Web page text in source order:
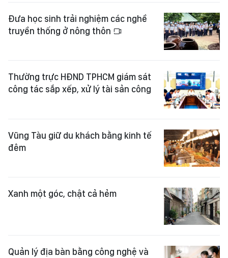
Đưa học sinh trải nghiệm các nghề
truyền thống ở nông thôn
Thường trực HĐND TPHCM giám sát
công tác sắp xếp, xử lý tài sản công
Vũng Tàu giữ du khách bằng kinh tế
đêm
Xanh một góc, chật cả hẻm
Quản lý địa bàn bằng công nghệ và